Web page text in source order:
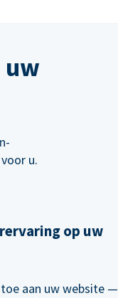
u.
op uw
aan uw website —